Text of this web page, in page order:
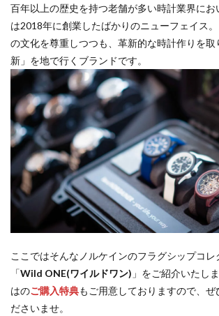
百年以上の歴史を持つ老舗が多い時計業界にお
は2018年に創業したばかりのニューフェイス
の文化を尊重しつつも、革新的な時計作りを取
新」を地で行くブランドです。
ここではそんなノルケインのフラグシップコレ
「Wild ONE(ワイルドワン) 」をご紹介いたし
はのご購入特典もご用意しておりますので、ぜ
ださいませ。